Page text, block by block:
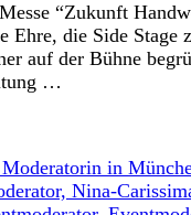
“Zukunft
Ehre, die Side Stage
auf der Bühne
…